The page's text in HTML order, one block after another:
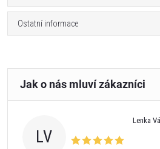
Ostatní informace
LV
Lenka